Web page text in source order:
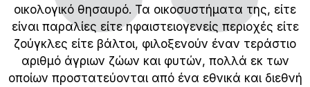
οικολογικό θησαυρό. Τα οικοσυστήματα της, είτε
είναι παραλίες είτε ηφαιστειογενείς περιοχές είτε
ζούγκλες είτε βάλτοι, φιλοξενούν έναν τεράστιο
αριθμό άγριων ζώων και φυτών, πολλά εκ των
οποίων προστατεύονται από ένα εθνικά και διεθνή